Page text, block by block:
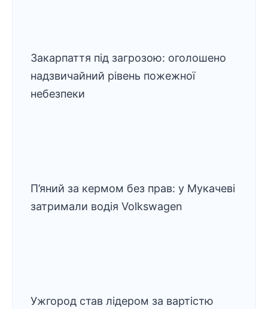
Закарпаття під загрозою: оголошено
надзвичайний рівень пожежної
небезпеки
П’яний за кермом без прав: у Мукачеві
затримали водія Volkswagen
Ужгород став лідером за вартістю